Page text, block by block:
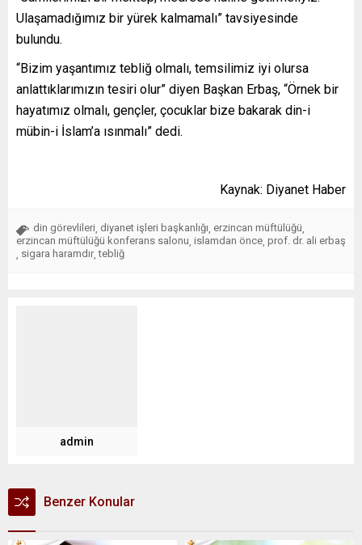
Ulaşamadığımız bir yürek kalmamalı” tavsiyesinde
bulundu.
“Bizim yaşantımız tebliğ olmalı, temsilimiz iyi olursa
anlattıklarımızın tesiri olur” diyen Başkan Erbaş, “Örnek bir
hayatımız olmalı, gençler, çocuklar bize bakarak din-i
mübin-i İslam’a ısınmalı” dedi.
Kaynak: Diyanet Haber
din görevlileri diyanet işleri başkanlığı erzincan müftülüğü
erzincan müftülüğü konferans salonu islamdan önce prof. dr. ali erbaş
sigara haramdır ,tebliğ
admin
Benzer Konular